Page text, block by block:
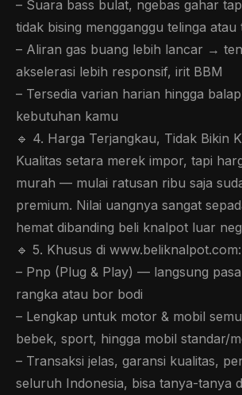
– Suara bass bulat, ngebas gahar
tidak bising mengganggu telinga atau
– Aliran gas buang lebih lancar →
akselerasi lebih responsif, irit BBM
– Tersedia varian harian hingga
kebutuhan kamu
🔹 4. Harga Terjangkau, Tidak Bikin
Kualitas setara merek impor, tapi
murah — mulai ratusan ribu saja
premium. Nilai uangnya sangat
hemat dibanding beli knalpot luar
🔹 5. Khusus di
– Pnp (Plug & Play) — langsung
rangka atau bor bodi
– Lengkap untuk motor & mobil
bebek, sport, hingga mobil standar/
– Transaksi jelas, garansi kualitas,
seluruh Indonesia, bisa tanya-tanya